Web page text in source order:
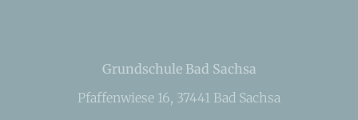
Grundschule Bad Sachsa
Pfaffenwiese 16, 37441 Bad Sachsa